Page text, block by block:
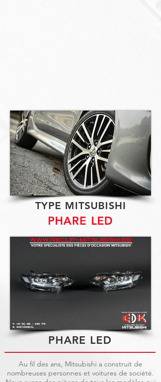
TYPE MITSUBISHI
PHARE LED
PHARE LED
Au fil des ans, Mitsubishi a construit de
nombreuses personnes et voitures de société.